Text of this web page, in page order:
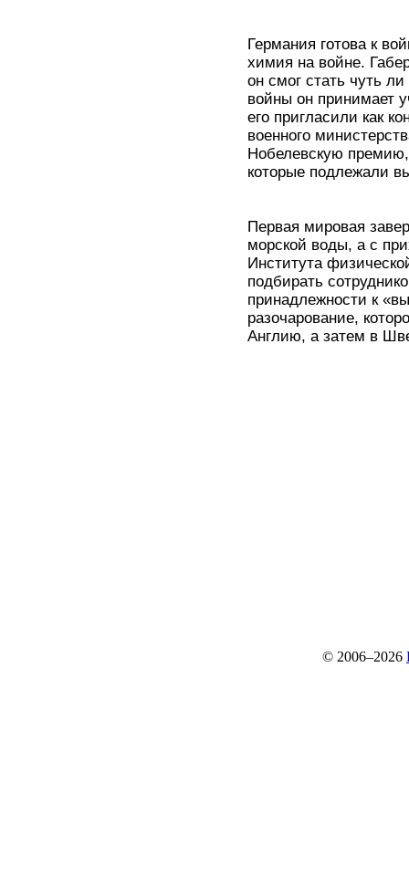
Германия готова к
химия на войне.
он смог стать чуть
войны он принимает
его пригласили как
военного
Нобелевскую
которые подлежали
Первая мировая
морской воды, а с
Института
подбирать
принадлежности к
разочарование,
Англию, а затем в
© 2006–2026